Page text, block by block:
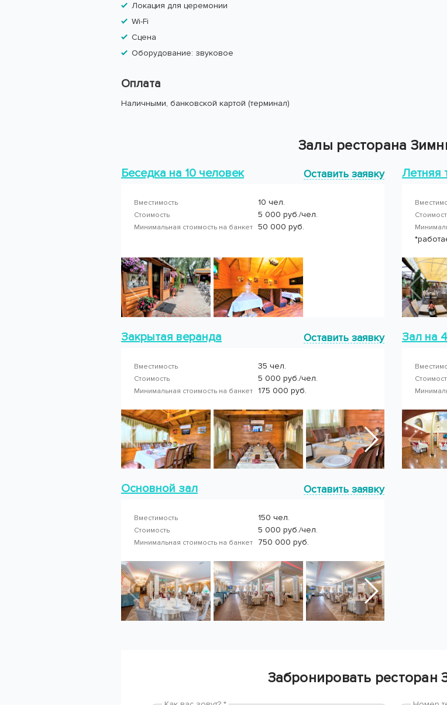
Локация для церемонии
Wi-Fi
Сцена
Оборудование: звуковое
Оплата
Наличными, банковской картой (терминал)
Залы ресторана
Беседка на 10 человек Оставить заявку
Вместимость 10 чел.
Стоимость 5 000 руб./чел.
Минимальная стоимость на банкет 50 000 руб.
Летняя
Закрытая веранда Оставить заявку
Вместимость 35 чел.
Стоимость 5 000 руб./чел.
Минимальная стоимость на банкет 175 000 руб.
Зал на
Основной зал Оставить заявку
Вместимость 150 чел.
Стоимость 5 000 руб./чел.
Минимальная стоимость на банкет 750 000 руб.
Забронировать ресторан